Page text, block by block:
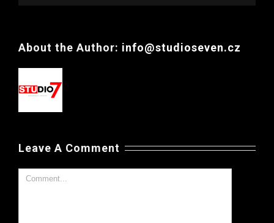
About the Author: info@studioseven.cz
Leave A Comment
Comment